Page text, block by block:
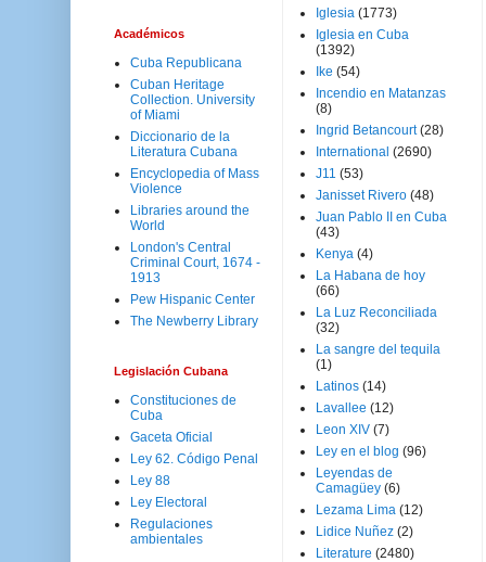
Académicos
Cuba Republicana
Cuban Heritage
Collection. University
of Miami
Diccionario de la
Literatura Cubana
Encyclopedia of Mass
Violence
Libraries around the
World
London's Central
Criminal Court, 1674 -
1913
Pew Hispanic Center
The Newberry Library
Legislación Cubana
Constituciones de
Cuba
Gaceta Oficial
Ley 62. Código Penal
Ley 88
Ley Electoral
Regulaciones
ambientales
Iglesia (1773)
Iglesia en Cuba
(1392)
Ike (54)
Incendio en Matanzas
(8)
Ingrid Betancourt (28)
International (2690)
J11 (53)
Janisset Rivero (48)
Juan Pablo II en Cuba
(43)
Kenya (4)
La Habana de hoy
(66)
La Luz Reconciliada
(32)
La sangre del tequila
(1)
Latinos (14)
Lavallee (12)
Leon XIV (7)
Ley en el blog (96)
Leyendas de
Camagüey (6)
Lezama Lima (12)
Lidice Nuñez (2)
Literature (2480)